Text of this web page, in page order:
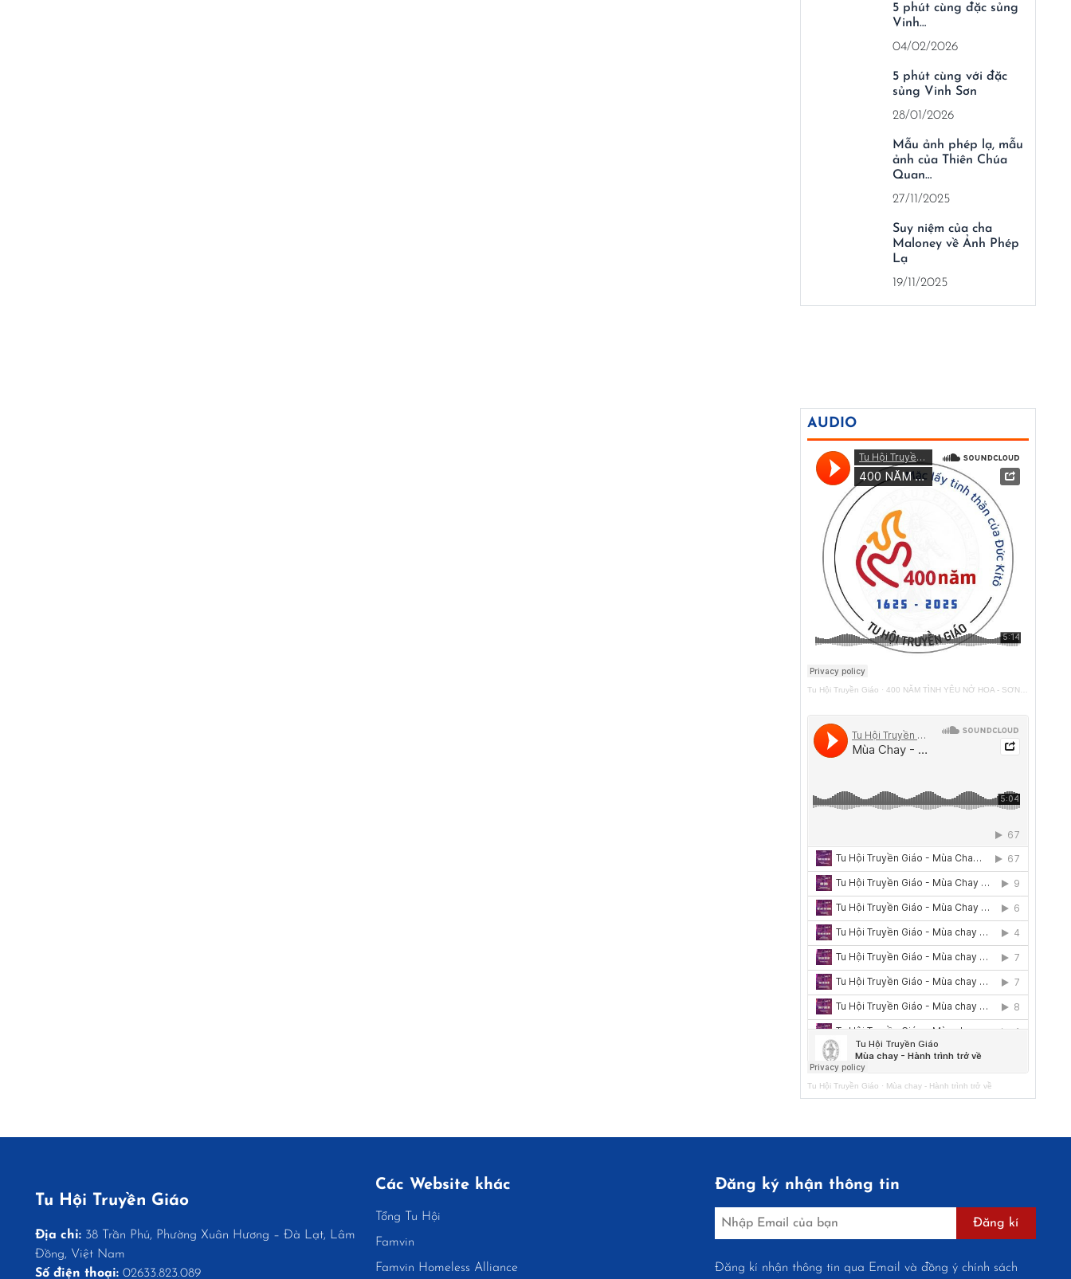
5 phút cùng đặc sủng
Vinh…
04/02/2026
5 phút cùng với đặc
sủng Vinh Sơn
28/01/2026
Mẫu ảnh phép lạ, mẫu
ảnh của Thiên Chúa
Quan…
27/11/2025
Suy niệm của cha
Maloney về Ảnh Phép
Lạ
19/11/2025
AUDIO
Tu Hội Truyền Giáo · 400 NĂM TÌNH YÊU NỞ HOA - SƠN TÚI ĐỎ
Tu Hội Truyền Giáo · Mùa chay - Hành trình trở về
Tu Hội Truyền Giáo
Địa chỉ: 38 Trần Phú, Phường Xuân Hương – Đà Lạt, Lâm
Đồng, Việt Nam
Số điện thoại: 02633.823.089
Các Website khác
Tổng Tu Hội
Famvin
Famvin Homeless Alliance
Đăng ký nhận thông tin
Đăng kí
Đăng kí nhận thông tin qua Email và đồng ý chính sách